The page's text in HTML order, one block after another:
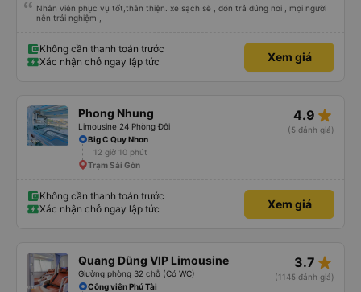
Nhân viên phục vụ tốt,thân thiện. xe sạch sẽ , đón trả đúng nơi , mọi người
nên trải nghiệm ,
Không cần thanh toán trước
Xác nhận chỗ ngay lập tức
Xem giá
Phong Nhung
Limousine 24 Phòng Đôi
4.9 star_rate
(5 đánh giá)
Big C Quy Nhơn
12 giờ 10 phút
Trạm Sài Gòn
Không cần thanh toán trước
Xác nhận chỗ ngay lập tức
Xem giá
Quang Dũng VIP Limousine
Giường phòng 32 chỗ (Có WC)
3.7 star_rate
(1145 đánh giá)
Công viên Phú Tài